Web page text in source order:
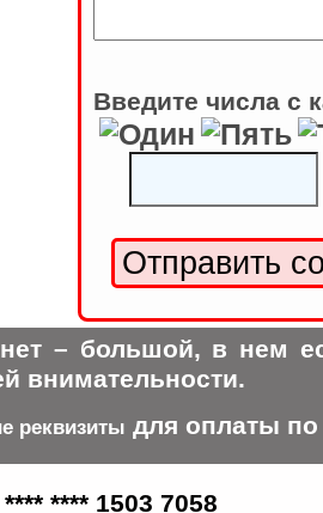
Введите числа с
– большой, в нем
внимательности.
реквизиты для оплаты по
**** 1503 7058